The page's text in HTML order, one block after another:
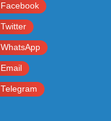
Facebook
Twitter
WhatsApp
Email
Telegram